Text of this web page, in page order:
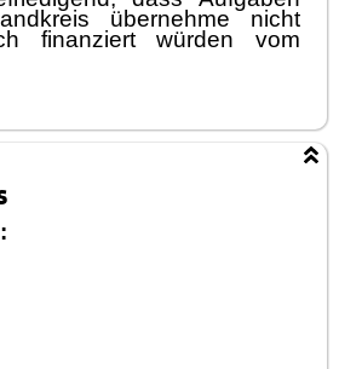
übernehme nicht
finanziert würden vom